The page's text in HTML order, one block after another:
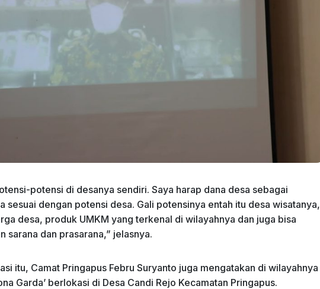
potensi di desanya sendiri. Saya harap dana desa sebagai
sesuai dengan potensi desa. Gali potensinya entah itu desa wisatanya,
desa, produk UMKM yang terkenal di wilayahnya dan juga bisa
sarana dan prasarana,” jelasnya.
itu, Camat Pringapus Febru Suryanto juga mengatakan di wilayahnya
Garda’ berlokasi di Desa Candi Rejo Kecamatan Pringapus.